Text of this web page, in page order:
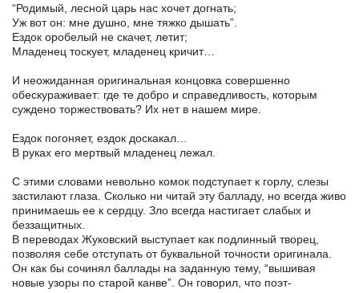
“Родимый, лесной царь нас хочет догнать;
Уж вот он: мне душно, мне тяжко дышать”.
Ездок оробелый не скачет, летит;
Младенец тоскует, младенец кричит…
И неожиданная оригинальная концовка совершенно
обескураживает: где те добро и справедливость, которым
суждено торжествовать? Их нет в нашем мире.
Ездок погоняет, ездок доскакал…
В руках его мертвый младенец лежал.
С этими словами невольно комок подступает к горлу, слезы
застилают глаза. Сколько ни читай эту балладу, но всегда живо
принимаешь ее к сердцу. Зло всегда настигает слабых и
беззащитных.
В переводах Жуковский выступает как подлинный творец,
позволяя себе отступать от буквальной точности оригинала.
Он как бы сочинял баллады на заданную тему, “вышивая
новые узоры по старой канве”. Он говорил, что поэт-